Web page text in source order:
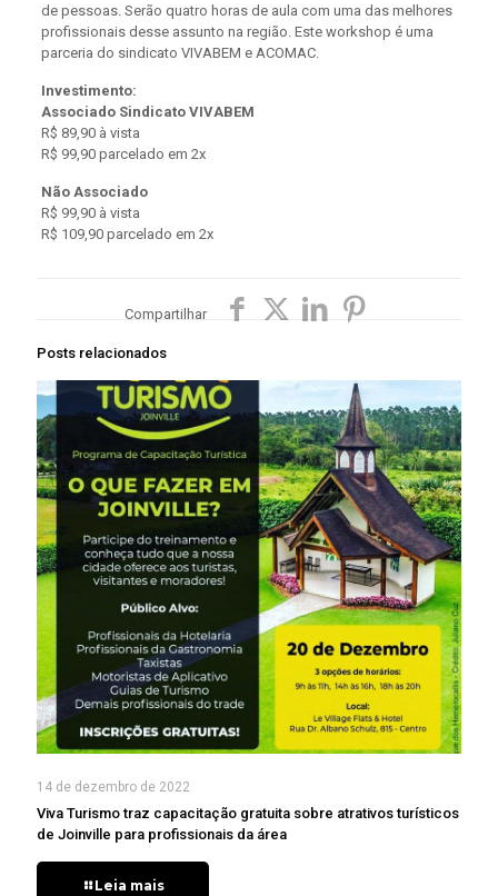
de pessoas. Serão quatro horas de aula com uma das melhores
profissionais desse assunto na região. Este workshop é uma
parceria do sindicato VIVABEM e ACOMAC.
Investimento:
Associado Sindicato VIVABEM
R$ 89,90 à vista
R$ 99,90 parcelado em 2x
Não Associado
R$ 99,90 à vista
R$ 109,90 parcelado em 2x
Compartilhar
Posts relacionados
14 de dezembro de 2022
Viva Turismo traz capacitação gratuita sobre atrativos turísticos
de Joinville para profissionais da área
Leia mais